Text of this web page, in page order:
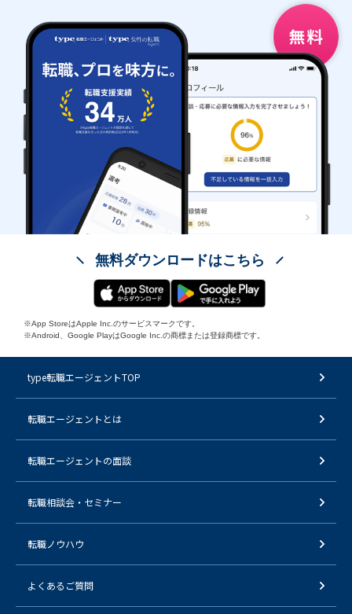
無料ダウンロードはこちら
※App StoreはApple Inc.のサービスマークです。
※Android、Google PlayはGoogle Inc.の商標または登録商標です。
type転職エージェントTOP
転職エージェントとは
転職エージェントの面談
転職相談会・セミナー
転職ノウハウ
よくあるご質問